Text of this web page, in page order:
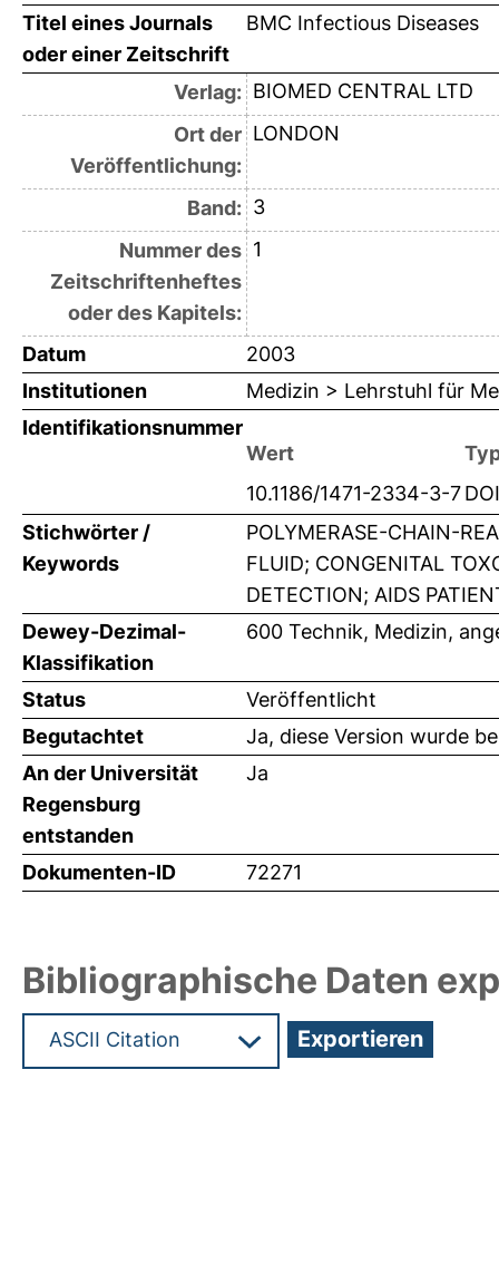
Titel eines Journals
oder einer Zeitschrift
BMC Infectious Diseases
Verlag: BIOMED CENTRAL LTD
Ort der
Veröffentlichung:
LONDON
Band: 3
Nummer des
Zeitschriftenheftes
oder des Kapitels:
1
Datum
2003
Institutionen
Medizin > Lehrstuhl für
Identifikationsnummer
Wert
10.1186/1471-2334-3-7DOI
Stichwörter /
Keywords
POLYMERASE-CHAIN-
FLUID; CONGENITAL
DETECTION; AIDS
Dewey-Dezimal-
Klassifikation
600 Technik, Medizin,
Status
Veröffentlicht
Begutachtet
Ja, diese Version wurde
An der Universität
Regensburg
entstanden
Ja
Dokumenten-ID 72271
Bibliographische Daten